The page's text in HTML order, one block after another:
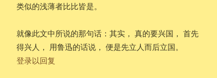
类似的浅薄者比比皆是。
就像此文中所说的那句话：其实， 真的要兴国， 首先
得兴人， 用鲁迅的话说， 便是先立人而后立国。
登录以回复